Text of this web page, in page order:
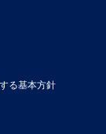
る基本方針